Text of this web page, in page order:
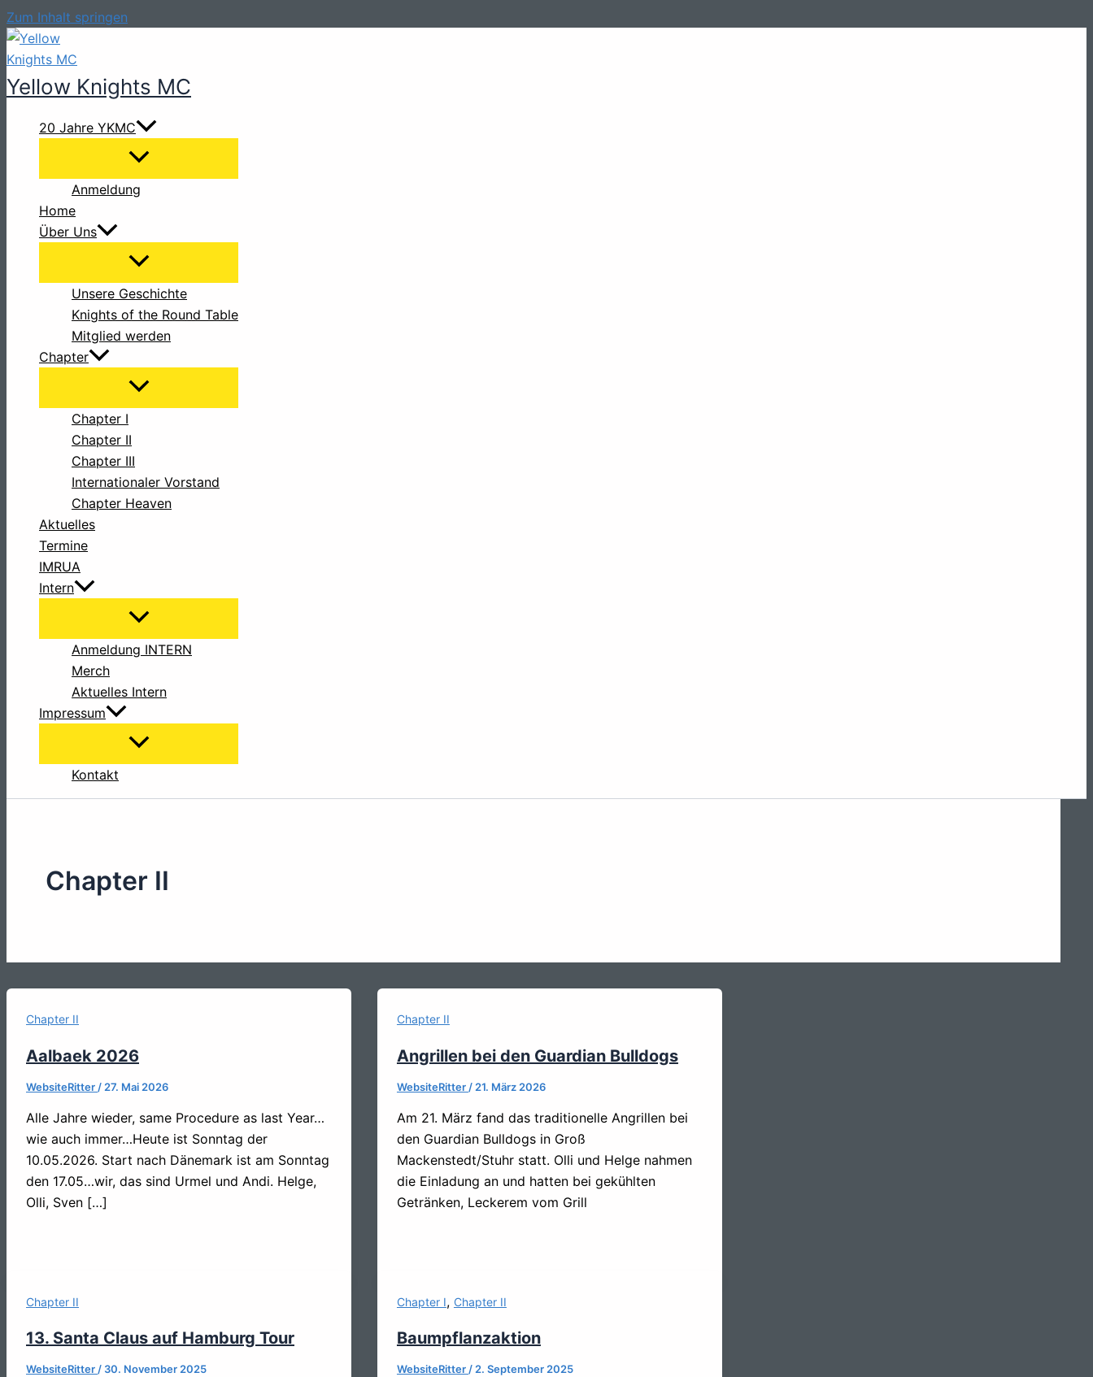
Zum Inhalt springen
Yellow Knights MC
20 Jahre YKMC
Anmeldung
Home
Über Uns
Unsere Geschichte
Knights of the Round Table
Mitglied werden
Chapter
Chapter I
Chapter II
Chapter III
Internationaler Vorstand
Chapter Heaven
Aktuelles
Termine
IMRUA
Intern
Anmeldung INTERN
Merch
Aktuelles Intern
Impressum
Kontakt
Chapter II
Chapter II
Aalbaek 2026
WebsiteRitter / 27. Mai 2026
Alle Jahre wieder, same Procedure as last Year…
wie auch immer…Heute ist Sonntag der
10.05.2026. Start nach Dänemark ist am Sonntag
den 17.05…wir, das sind Urmel und Andi. Helge,
Olli, Sven […]
Chapter II
Angrillen bei den Guardian Bulldogs
WebsiteRitter / 21. März 2026
Am 21. März fand das traditionelle Angrillen bei
den Guardian Bulldogs in Groß
Mackenstedt/Stuhr statt. Olli und Helge nahmen
die Einladung an und hatten bei gekühlten
Getränken, Leckerem vom Grill
Chapter II
13. Santa Claus auf Hamburg Tour
WebsiteRitter/ 30. November 2025
Chapter I, Chapter II
Baumpflanzaktion
WebsiteRitter/2. September 2025